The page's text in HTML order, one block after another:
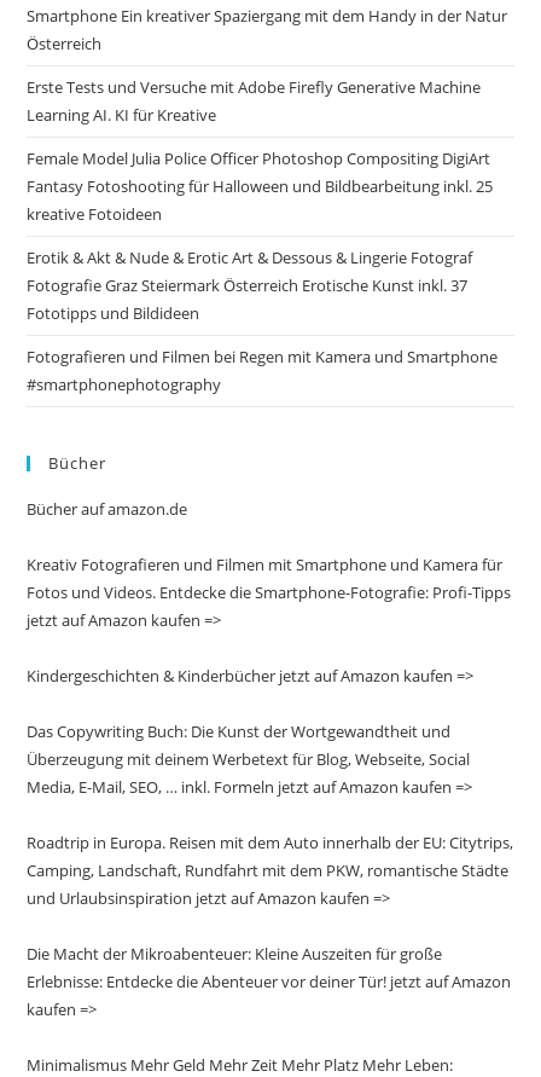
Smartphone Ein kreativer Spaziergang mit dem Handy in der Natur
Österreich
Erste Tests und Versuche mit Adobe Firefly Generative Machine
Learning AI. KI für Kreative
Female Model Julia Police Officer Photoshop Compositing DigiArt
Fantasy Fotoshooting für Halloween und Bildbearbeitung inkl. 25
kreative Fotoideen
Erotik & Akt & Nude & Erotic Art & Dessous & Lingerie Fotograf
Fotografie Graz Steiermark Österreich Erotische Kunst inkl. 37
Fototipps und Bildideen
Fotografieren und Filmen bei Regen mit Kamera und Smartphone
#smartphonephotography
Bücher
Bücher auf amazon.de
Kreativ Fotografieren und Filmen mit Smartphone und Kamera für
Fotos und Videos. Entdecke die Smartphone-Fotografie: Profi-Tipps
jetzt auf Amazon kaufen =>
Kindergeschichten & Kinderbücher jetzt auf Amazon kaufen =>
Das Copywriting Buch: Die Kunst der Wortgewandtheit und
Überzeugung mit deinem Werbetext für Blog, Webseite, Social
Media, E-Mail, SEO, … inkl. Formeln jetzt auf Amazon kaufen =>
Roadtrip in Europa. Reisen mit dem Auto innerhalb der EU: Citytrips,
Camping, Landschaft, Rundfahrt mit dem PKW, romantische Städte
und Urlaubsinspiration jetzt auf Amazon kaufen =>
Die Macht der Mikroabenteuer: Kleine Auszeiten für große
Erlebnisse: Entdecke die Abenteuer vor deiner Tür! jetzt auf Amazon
kaufen =>
Minimalismus Mehr Geld Mehr Zeit Mehr Platz Mehr Leben: